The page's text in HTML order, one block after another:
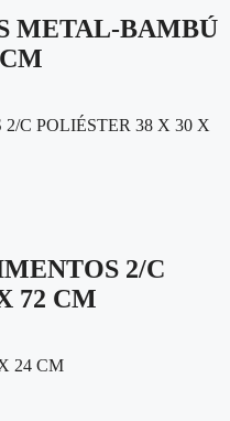
METAL-BAMBÚ
2/C
72 CM